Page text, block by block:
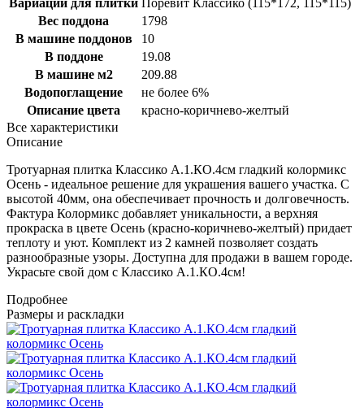
Вес поддона
1798
В машине поддонов
10
В поддоне
19.08
В машине м2
209.88
Водопоглащение
не более 6%
Описание цвета
красно-коричнево-желтый
Все характеристики
Описание
Тротуарная плитка Классико А.1.КО.4см гладкий колормикс
Осень - идеальное решение для украшения вашего участка. С
высотой 40мм, она обеспечивает прочность и долговечность.
Фактура Колормикс добавляет уникальности, а верхняя
прокраска в цвете Осень (красно-коричнево-желтый) придает
теплоту и уют. Комплект из 2 камней позволяет создать
разнообразные узоры. Доступна для продажи в вашем городе.
Украсьте свой дом с Классико А.1.КО.4см!
Подробнее
Размеры и раскладки